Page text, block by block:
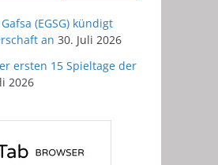
(EGSG) kündigt
an 30. Juli 2026
ersten 15 Spieltage der
2026